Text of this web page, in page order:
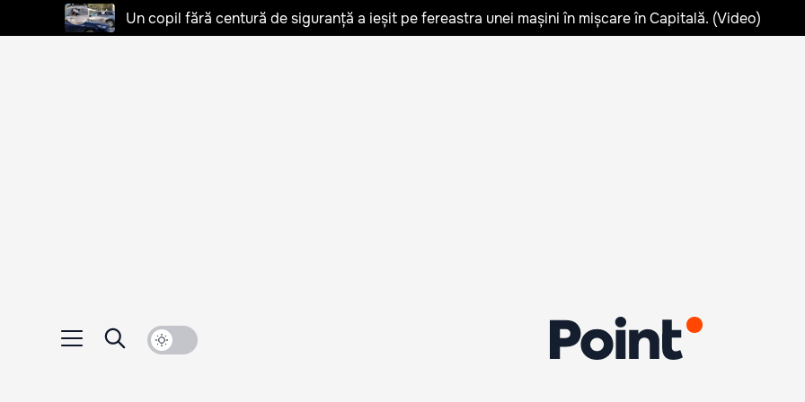
Un copil fără centură de siguranță a ieșit pe fereastra unei mașini în mișcare în Capitală. (Video)